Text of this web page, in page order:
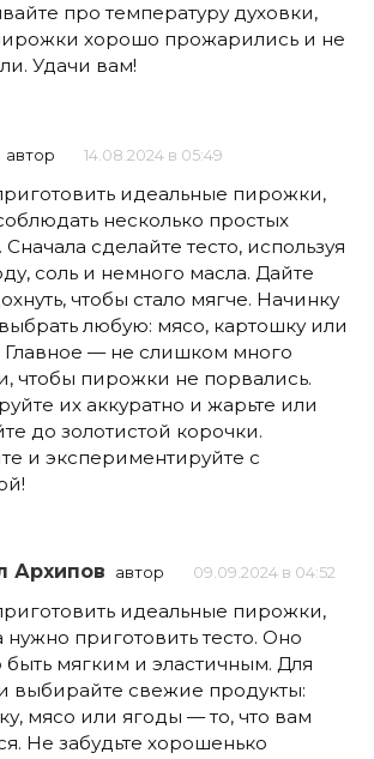
про температуру духовки,
хорошо прожарились и не
Удачи вам!
автор 14.08.2024 в 05:49
идеальные пирожки,
несколько простых
сделайте тесто, используя
соль и немного масла. Дайте
чтобы стало мягче. Начинку
любую: мясо, картошку или
Главное — не слишком много
чтобы пирожки не порвались.
их аккуратно и жарьте или
до золотистой корочки.
и экспериментируйте с
Архипов автор 09.09.2024 в 04:52
идеальные пирожки,
нужно приготовить тесто. Оно
мягким и эластичным. Для
выбирайте свежие продукты:
мясо или ягоды — то, что вам
Не забудьте хорошенько